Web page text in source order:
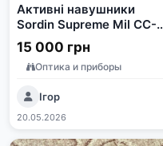
Активні навушники
Sordin Supreme Mil CC-2
Black Military
15 000 грн
Оптика и приборы
Ігор
20.05.2026